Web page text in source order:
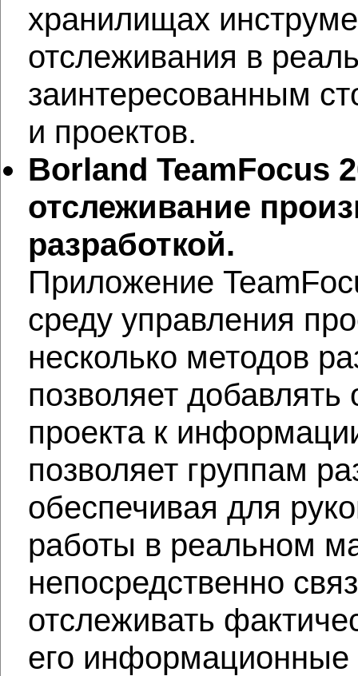
хранилищах
отслеживания в
заинтересованным
и проектов.
Borland TeamFocus
отслеживание
разработкой.
Приложение
среду управления
несколько методов
позволяет
проекта к
позволяет группам
обеспечивая для
работы в реальном
непосредственно
отслеживать
его информационные